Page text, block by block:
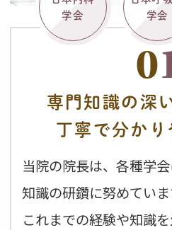
学会
学会
0
専門知識の 深
丁寧で分かり
当院の院長は、各種学
知識の研鑽に努めていま
これまでの経験や知識